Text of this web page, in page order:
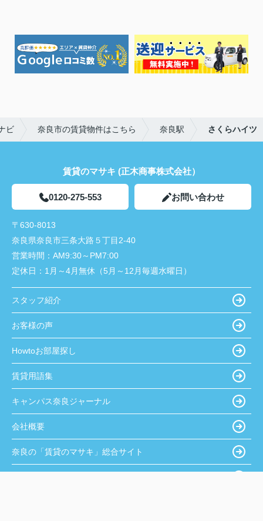
ビ 奈良市の賃貸物件はこちら 奈良駅 さくらハイツ
賃貸のマサキ (正木商事株式会社）
0120-275-553 お問い合わせ
〒630-8013
奈良県奈良市三条大路５丁目2-40
営業時間： AM9:30～PM7:00
定休日： 1月～4月無休（5月～12月毎週水曜日）
スタッフ紹介
お客様の声
Howtoお部屋探し
賃貸用語集
キャンパス奈良ジャーナル
会社概要
奈良の「賃貸のマサキ」総合サイト